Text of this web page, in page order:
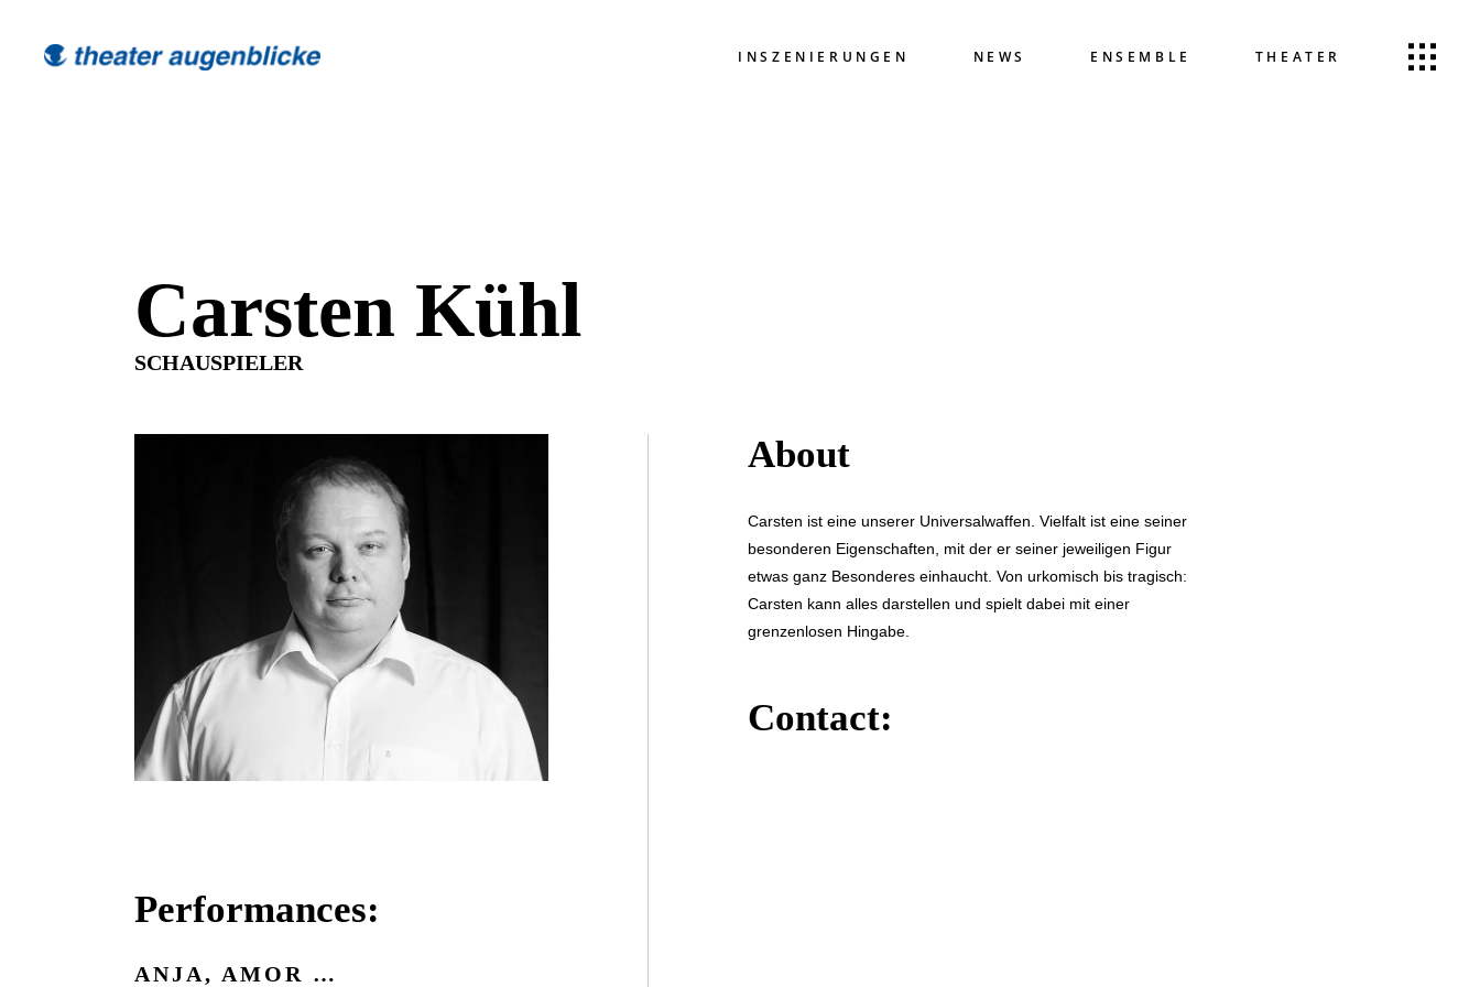
INSZENIERUNGEN NEWS ENSEMBLE THEATER
Carsten Kühl
SCHAUSPIELER
Performances:
ANJA, AMOR …
About
Carsten ist eine unserer Universalwaffen. Vielfalt ist eine seiner
besonderen Eigenschaften, mit der er seiner jeweiligen Figur
etwas ganz Besonderes einhaucht. Von urkomisch bis tragisch:
Carsten kann alles darstellen und spielt dabei mit einer
grenzenlosen Hingabe.
Contact: